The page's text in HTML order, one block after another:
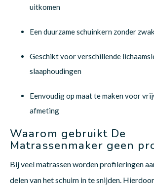
uitkomen
Een duurzame schuinkern zonder
Geschikt voor verschillende
slaaphoudingen
Eenvoudig op maat te maken voor
afmeting
Waarom gebruikt De
Matrassenmaker geen
Bij veel matrassen worden profileringen
delen van het schuim in te snijden.